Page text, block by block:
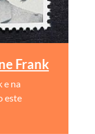
Frank
na
este